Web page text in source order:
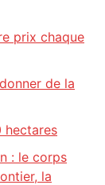
prix chaque
de la
hectares
: le corps
la